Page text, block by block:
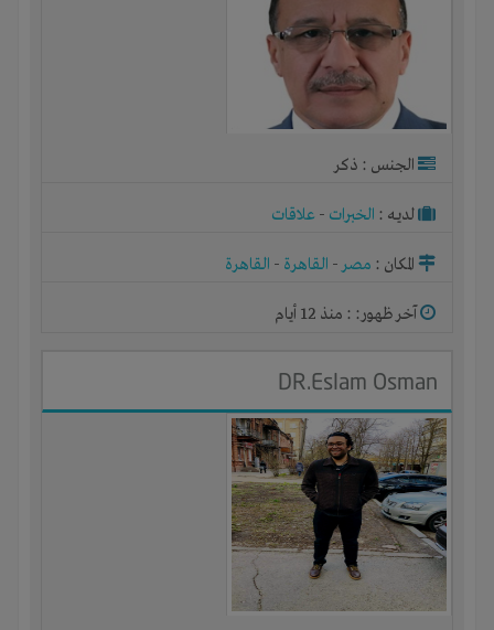
الجنس : ذكر
لديـه : الخبرات - علاقات
المكان : مصر- القاهرة - القاهرة
آخر ظهور: : منذ 12 أيام
DR.Eslam Osman